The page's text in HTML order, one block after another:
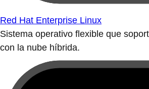
Red Hat Enterprise Linux
Sistema operativo flexible que
con la nube híbrida.